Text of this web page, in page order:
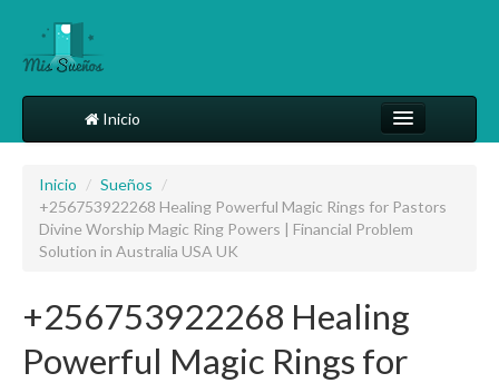
Inicio
Diccionario
Más
Inicio / Sueños /
+256753922268 Healing Powerful Magic Rings for Pastors
Divine Worship Magic Ring Powers | Financial Problem
Solution in Australia USA UK
+256753922268 Healing
Powerful Magic Rings for